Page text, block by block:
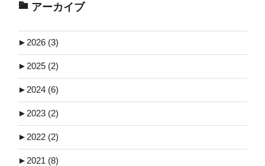
アーカイブ
► 2026 (3)
► 2025 (2)
► 2024 (6)
► 2023 (2)
► 2022 (2)
► 2021 (8)